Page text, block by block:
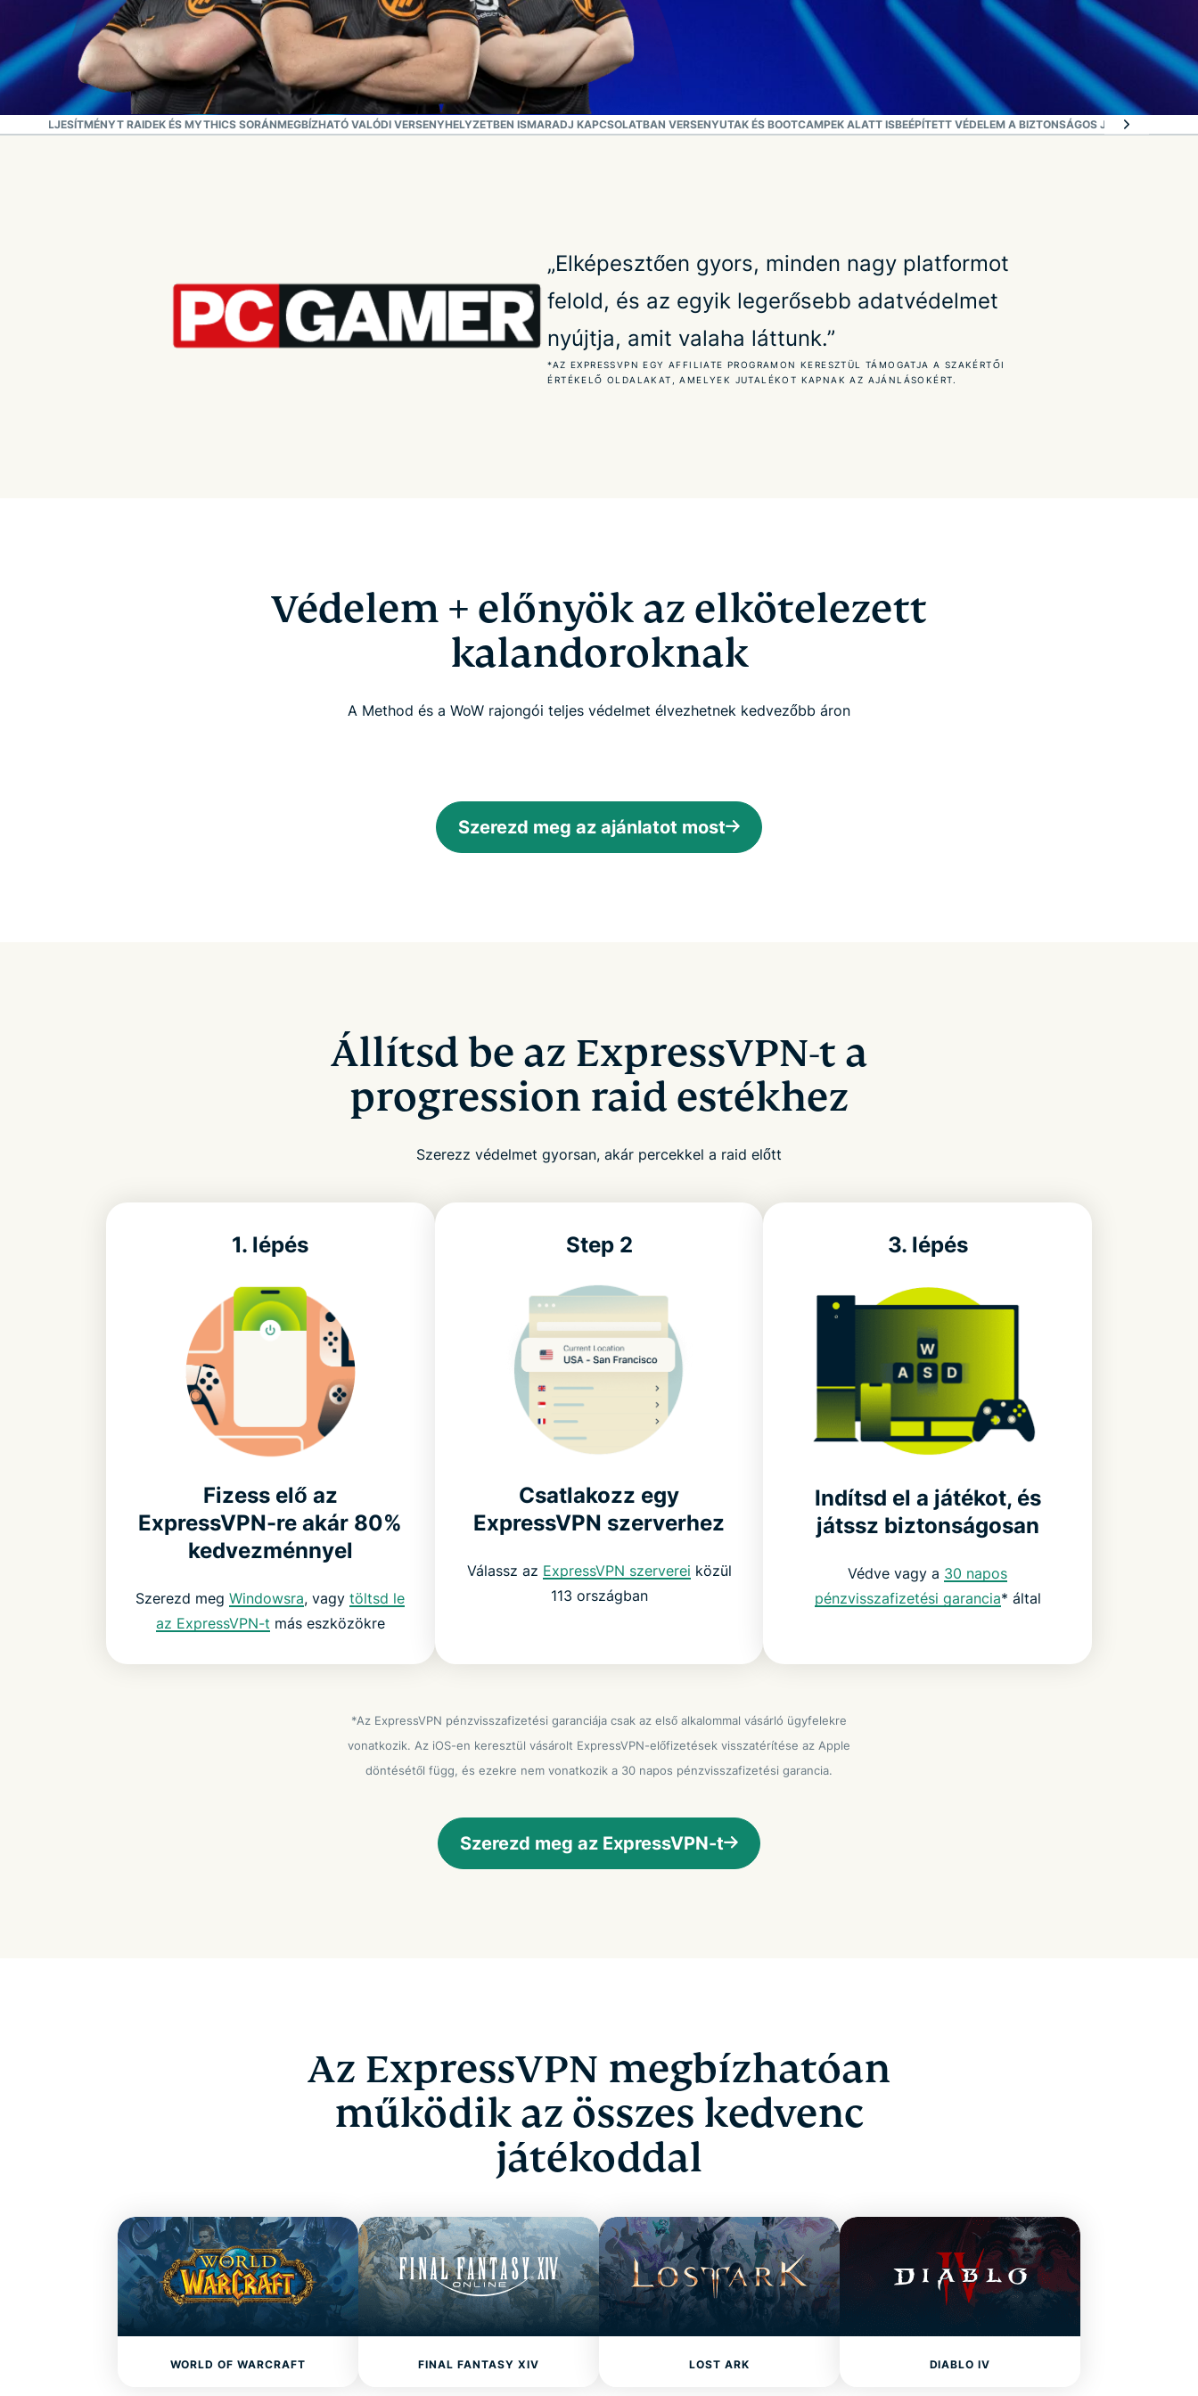
TELJESÍTMÉNYT RAIDEK ÉS MYTHICS SORÁNMEGBÍZHATÓ VALÓDI VERSENYHELYZETBEN ISMARADJ KAPCSOLATBAN VERSENYUTAK ÉS BOOTCAMPEK ALATT ISBEÉPÍTETT VÉDELEM A BIZTONSÁGOS JÁTÉKHOZ
„Elképesztően gyors, minden nagy platformot
felold, és az egyik legerősebb adatvédelmet
nyújtja, amit valaha láttunk.”
*AZ EXPRESSVPN EGY AFFILIATE PROGRAMON KERESZTÜL TÁMOGATJA A SZAKÉRTŐI
ÉRTÉKELŐ OLDALAKAT, AMELYEK JUTALÉKOT KAPNAK AZ AJÁNLÁSOKÉRT.
Védelem + előnyök az elkötelezett
kalandoroknak
A Method és a WoW rajongói teljes védelmet élvezhetnek kedvezőbb áron
Szerezd meg az ajánlatot most
Állítsd be az ExpressVPN-t a
progression raid estékhez
Szerezz védelmet gyorsan, akár percekkel a raid előtt
1. lépés
Fizess elő az
ExpressVPN-re akár 80%
kedvezménnyel
Szerezd megWindowsra, vagytöltsd le
az ExpressVPN-t más eszközökre
Step 2
Csatlakozz egy
ExpressVPN szerverhez
Válassz az ExpressVPN szerverei közül
113 országban
3. lépés
Indítsd el a játékot, és
játssz biztonságosan
Védve vagy a 30 napos
pénzvisszafizetési garancia* által
*Az ExpressVPN pénzvisszafizetési garanciája csak az első alkalommal vásárló ügyfelekre
vonatkozik. Az iOS-en keresztül vásárolt ExpressVPN-előfizetések visszatérítése az Apple
döntésétől függ, és ezekre nem vonatkozik a 30 napos pénzvisszafizetési garancia.
Szerezd meg az ExpressVPN-t
Az ExpressVPN megbízhatóan
működik az összes kedvenc
játékoddal
WORLD OF WARCRAFT FINAL FANTASY XIV LOST ARK DIABLO IV